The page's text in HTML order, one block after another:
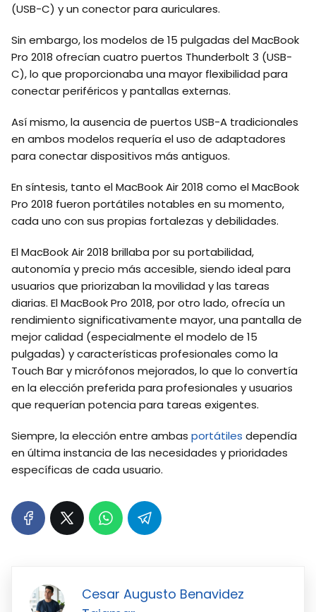
(USB-C) y un conector para auriculares.
Sin embargo, los modelos de 15 pulgadas del MacBook
Pro 2018 ofrecían cuatro puertos Thunderbolt 3 (USB-
C), lo que proporcionaba una mayor flexibilidad para
conectar periféricos y pantallas externas.
Así mismo, la ausencia de puertos USB-A tradicionales
en ambos modelos requería el uso de adaptadores
para conectar dispositivos más antiguos.
En síntesis, tanto el MacBook Air 2018 como el MacBook
Pro 2018 fueron portátiles notables en su momento,
cada uno con sus propias fortalezas y debilidades.
El MacBook Air 2018 brillaba por su portabilidad,
autonomía y precio más accesible, siendo ideal para
usuarios que priorizaban la movilidad y las tareas
diarias. El MacBook Pro 2018, por otro lado, ofrecía un
rendimiento significativamente mayor, una pantalla de
mejor calidad (especialmente el modelo de 15
pulgadas) y características profesionales como la
Touch Bar y micrófonos mejorados, lo que lo convertía
en la elección preferida para profesionales y usuarios
que requerían potencia para tareas exigentes.
Siempre, la elección entre ambas portátiles dependía
en última instancia de las necesidades y prioridades
específicas de cada usuario.
Cesar Augusto Benavidez